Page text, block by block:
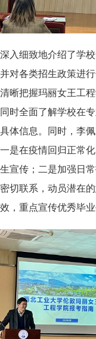
入细致地介绍了学
对各类招生政策进
晰把握玛丽女王工
时全面了解学校在
体信息。同时，李
是在疫情回归正常
宣传；二是加强日
切联系，动员潜在
，重点宣传优秀毕业